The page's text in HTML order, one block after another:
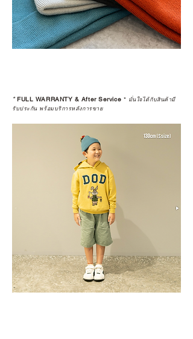
*FULL WARRANTY & After Service * มั่นใจได้กับสินค้ามี
รับประกัน พร้อมบริการหลังการขาย